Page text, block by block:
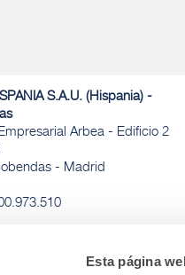
Esta página
S.A.U. (Hispania) -
Arbea - Edificio 2
- Madrid